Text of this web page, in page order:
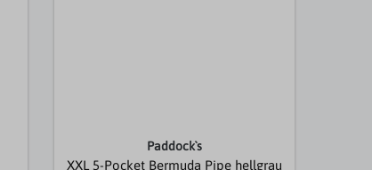
Paddock`s
XXL 5-Pocket Bermuda Pipe hellgrau